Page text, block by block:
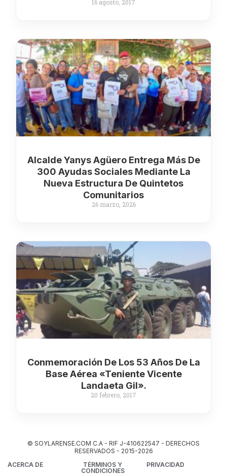
16 agosto, 2017
Alcalde Yanys Agüero Entrega Más De
300 Ayudas Sociales Mediante La
Nueva Estructura De Quintetos
Comunitarios
26 marzo, 2026
Conmemoración De Los 53 Años De La
Base Aérea «Teniente Vicente
Landaeta Gil».
20 febrero, 2017
© SOYLARENSE.COM C.A - RIF J-410622547 - DERECHOS
RESERVADOS - 2015-2026
ACERCA DE
TÉRMINOS Y
CONDICIONES
PRIVACIDAD